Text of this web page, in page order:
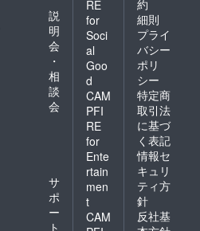
説
明
会
・
相
談
会
サ
ポ
ー
ト
RE
for
Soci
al
Goo
d
CAM
PFI
RE
for
Ente
rtain
men
t
CAM
約
細則
プライ
バシー
ポリ
シー
特定商
取引法
に基づ
く表記
情報セ
キュリ
ティ方
針
反社基